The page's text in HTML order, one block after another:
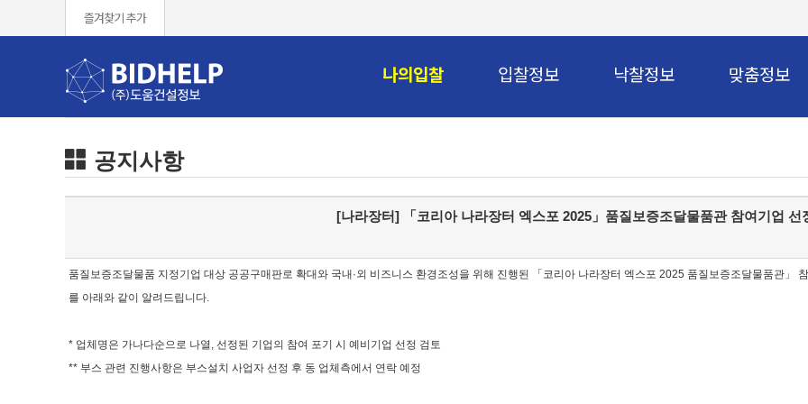
즐겨찾기 추가
나의입찰 입찰정보 낙찰정보 맞춤정보
공지사항
[나라장터] 「코리아 나라장터 엑스포 2025」품질보증조달물품관 참여기업 선
품질보증조달물품 지정기업 대상 공공구매판로 확대와 국내·외 비즈니스 환경조성을 위해 진행된 「코리아 나라장터 엑스포 2025 품질보증조달물품관」
를 아래와 같이 알려드립니다.
* 업체명은 가나다순으로 나열, 선정된 기업의 참여 포기 시 예비기업 선정 검토
** 부스 관련 진행사항은 부스설치 사업자 선정 후 동 업체측에서 연락 예정